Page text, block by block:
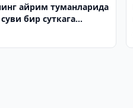
айрим туманларида
бир суткага